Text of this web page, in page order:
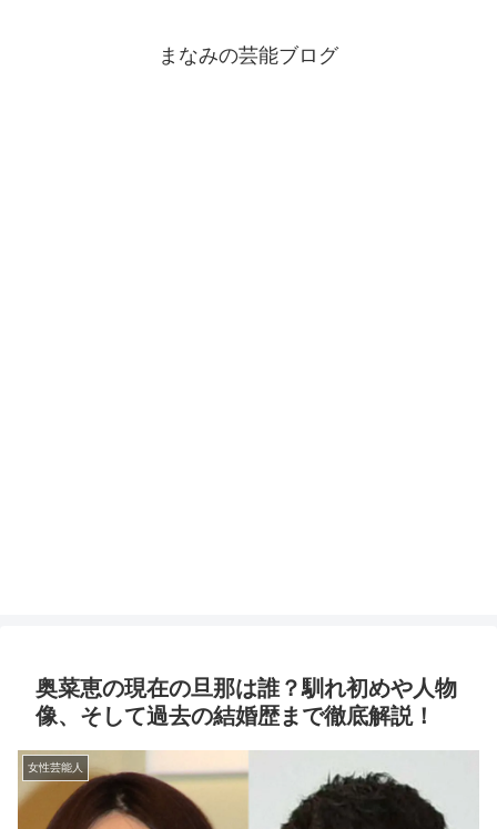
まなみの芸能ブログ
奥菜恵の現在の旦那は誰？馴れ初めや人物
像、そして過去の結婚歴まで徹底解説！
女性芸能人